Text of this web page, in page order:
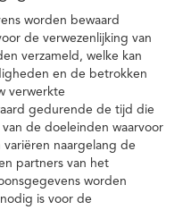
worden bewaard
de verwezenlijking van
verzameld, welke kan
en de betrokken
verwerkte
gedurende de tijd die
de doeleinden waarvoor
naargelang de
partners van het
worden
is voor de